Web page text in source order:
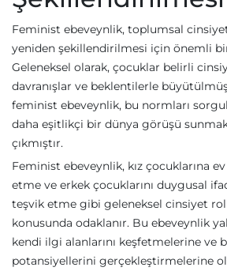
Feminist ebeveynlik, toplumsal
yeniden şekillendirilmesi için önemli bir
Geleneksel olarak, çocuklar belirli
davranışlar ve beklentilerle
feminist ebeveynlik, bu normları
daha eşitlikçi bir dünya görüşü
çıkmıştır.
Feminist ebeveynlik, kız çocuklarına
etme ve erkek çocuklarını duygusal
teşvik etme gibi geleneksel cinsiyet
konusunda odaklanır. Bu ebeveynlik
kendi ilgi alanlarını keşfetmelerine ve
potansiyellerini gerçekleştirmelerine